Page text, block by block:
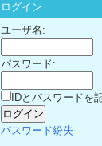
ログイン
ユーザ名:
パスワード:
IDとパスワードを
パスワード紛失